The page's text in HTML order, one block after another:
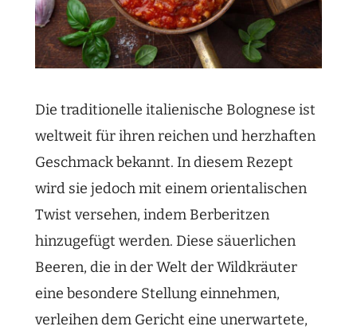
Die traditionelle italienische Bolognese ist
weltweit für ihren reichen und herzhaften
Geschmack bekannt. In diesem Rezept
wird sie jedoch mit einem orientalischen
Twist versehen, indem Berberitzen
hinzugefügt werden. Diese säuerlichen
Beeren, die in der Welt der Wildkräuter
eine besondere Stellung einnehmen,
verleihen dem Gericht eine unerwartete,